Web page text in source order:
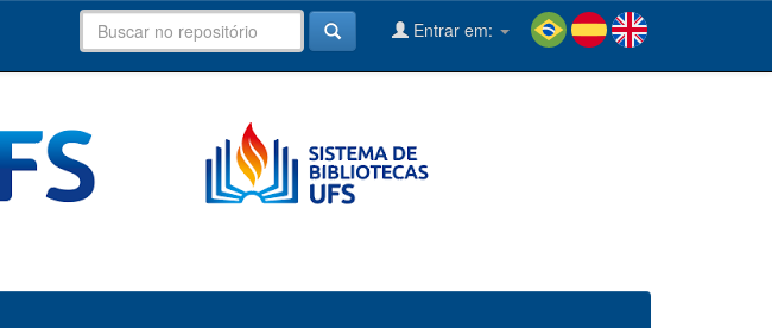
Entrar em: